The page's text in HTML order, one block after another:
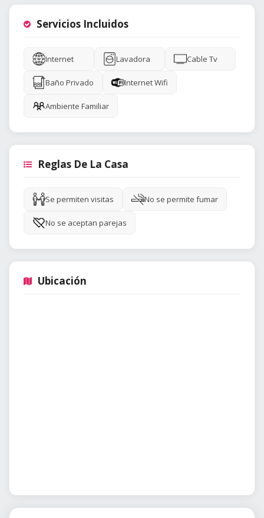
Servicios Incluidos
Internet Lavadora Cable Tv
Baño Privado Internet Wifi
Ambiente Familiar
Reglas De La Casa
Se permiten visitas No se permite fumar
No se aceptan parejas
Ubicación